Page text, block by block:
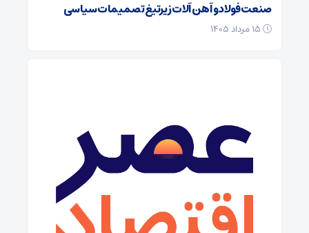
صنعت فولاد و آهن آلات زیر‌تیغ تصمیمات سیاسی